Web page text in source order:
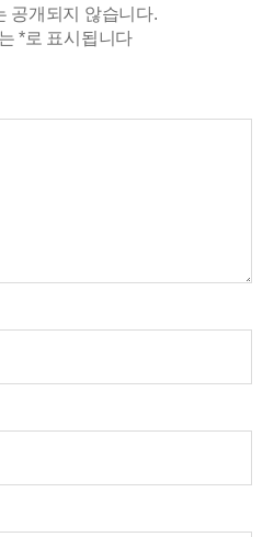
공개되지 않습니다.
*로 표시됩니다